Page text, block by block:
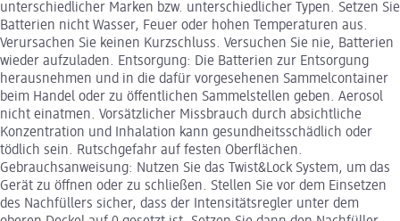
unterschiedlicher Marken bzw. unterschiedlicher Typen. Setzen Sie
Batterien nicht Wasser, Feuer oder hohen Temperaturen aus.
Verursachen Sie keinen Kurzschluss. Versuchen Sie nie, Batterien
wieder aufzuladen. Entsorgung: Die Batterien zur Entsorgung
herausnehmen und in die dafür vorgesehenen Sammelcontainer
beim Handel oder zu öffentlichen Sammelstellen geben. Aerosol
nicht einatmen. Vorsätzlicher Missbrauch durch absichtliche
Konzentration und Inhalation kann gesundheitsschädlich oder
tödlich sein. Rutschgefahr auf festen Oberflächen.
Gebrauchsanweisung: Nutzen Sie das Twist&Lock System, um das
Gerät zu öffnen oder zu schließen. Stellen Sie vor dem Einsetzen
des Nachfüllers sicher, dass der Intensitätsregler unter dem